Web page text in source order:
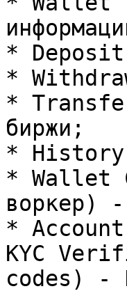
* Deposit
*
*
биржи;
* History
* Wallet
воркер) -
*
KYC
codes) -